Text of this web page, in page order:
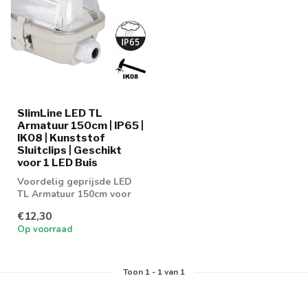
SlimLine LED TL
Armatuur 150cm | IP65 |
IK08 | Kunststof
Sluitclips | Geschikt
voor 1 LED Buis
Voordelig geprijsde LED
TL Armatuur 150cm voor
€12,30
Op voorraad
Toon 1- 1van 1